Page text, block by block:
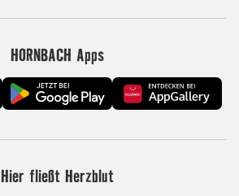
HORNBACH Apps
Hier fließt Herzblut